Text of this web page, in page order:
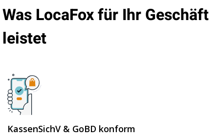
Was LocaFox für Ihr Geschäft
leistet
KassenSichV & GoBD konform